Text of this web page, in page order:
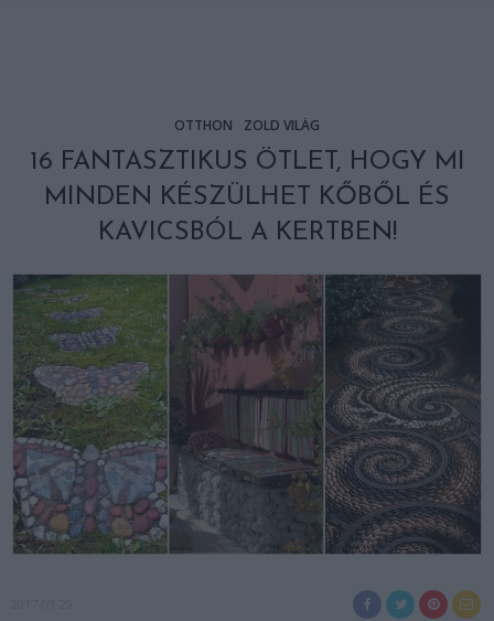
OTTHON ZÖLD VILÁG
16 FANTASZTIKUS ÖTLET, HOGY MI
MINDEN KÉSZÜLHET KŐBŐL ÉS
KAVICSBÓL A KERTBEN!